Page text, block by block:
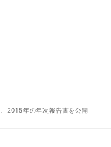
、2015年の年次報告書を公開